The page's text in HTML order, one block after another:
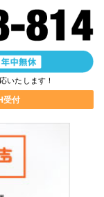
いたします！
受付